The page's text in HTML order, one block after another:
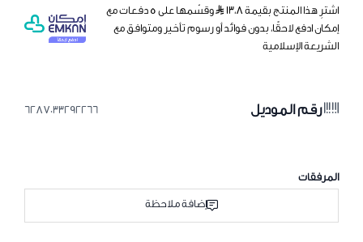
اشترِ هذا المنتج بقيمة ١٣٫٨
وقسّمها على 5 دفعات مع
إمكان ادفع لاحقًا، بدون فوائد أو رسوم تأخير ومتوافق مع
الشريعة الإسلامية
رقم الموديل 6287033292266
المرفقات
إضافة ملاحظة